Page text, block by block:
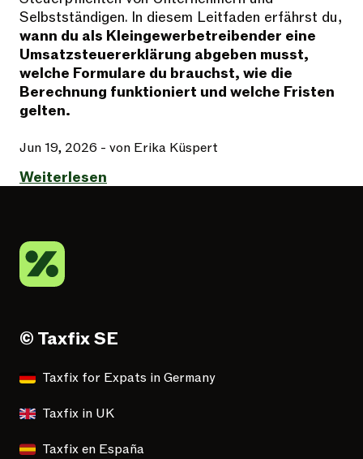
Selbstständigen. In diesem Leitfaden erfährst du,
wann du als Kleingewerbetreibender eine
Umsatzsteuererklärung abgeben musst,
welche Formulare du brauchst, wie die
Berechnung funktioniert und welche Fristen
gelten.
Jun 19, 2026 - von Erika Küspert
Weiterlesen
© Taxfix SE
Taxfix for Expats in Germany
Taxfix in UK
Taxfix en España